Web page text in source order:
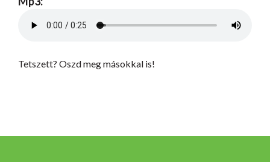
Tetszett? Oszd meg másokkal is!